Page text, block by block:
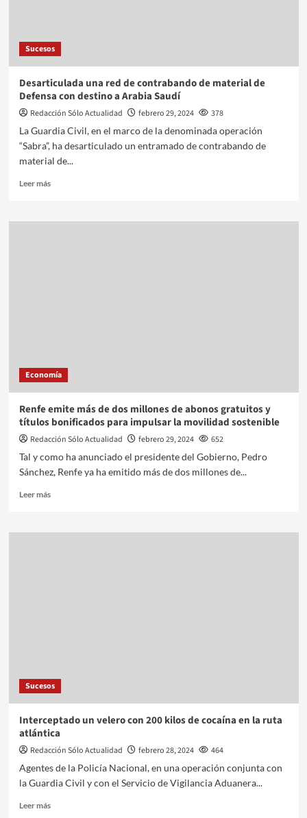
Sucesos
Desarticulada una red de contrabando de material de
Defensa con destino a Arabia Saudí
Redacción Sólo Actualidad febrero 29, 2024
378
La Guardia Civil, en el marco de la denominada operación
“Sabra”, ha desarticulado un entramado de contrabando de
material de...
Leer más
Economía
Renfe emite más de dos millones de abonos gratuitos y
títulos bonificados para impulsar la movilidad sostenible
Redacción Sólo Actualidad febrero 29, 2024
652
Tal y como ha anunciado el presidente del Gobierno, Pedro
Sánchez, Renfe ya ha emitido más de dos millones de...
Leer más
Sucesos
Interceptado un velero con 200 kilos de cocaína en la ruta
atlántica
Redacción Sólo Actualidad febrero 28, 2024
464
Agentes de la Policía Nacional, en una operación conjunta con
la Guardia Civil y con el Servicio de Vigilancia Aduanera...
Leer más